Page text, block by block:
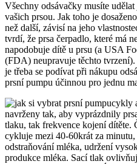
Všechny odsávačky musíte
vašich prsou. Jak toho je
než další, závisí na jeho
tvrdí, že prsa čerpadlo, které má
napodobuje dítě u prsu (a USA
(FDA) neupravuje těchto
je třeba se podívat při nákupu
prsní pumpu účinnou pro jednu
cykly
navrženy tak, aby vyprázdnily
tlaku, tak frekvence kojení dítěte.
cykluje mezi 40-60krát za
odstraňování mléka, udržení
produkce mléka. Sací tlak